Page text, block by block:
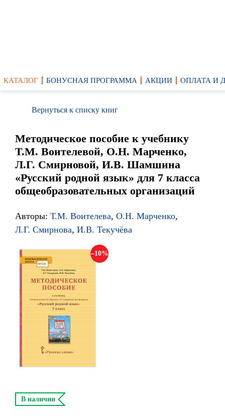
КАТАЛОГ БОНУСНАЯ ПРОГРАММА АКЦИИ ОПЛАТА И
Вернуться к списку книг
Методическое пособие к учебнику
Т.М. Воителевой, О.Н. Марченко,
Л.Г. Смирновой, И.В. Шамшина
«Русский родной язык» для 7 класса
общеобразовательных организаций
Авторы: Т.М. Воителева, О.Н. Марченко,
Л.Г. Смирнова, И.В. Текучёва
10
В наличии